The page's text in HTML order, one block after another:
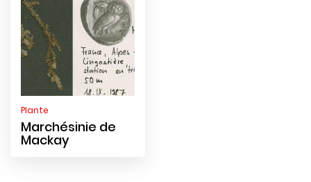
Plante
Marchésinie de
Mackay